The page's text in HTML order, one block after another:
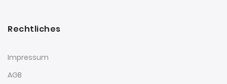
Rechtliches
Impressum
AGB